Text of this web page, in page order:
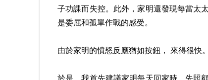
子功課而失控。此外，家明還發現每當太
是委屈和孤單作戰的感受。
由於家明的憤怒反應猶如按鈕， 來得很快
於是，我首先建議家明每天回家時，先照